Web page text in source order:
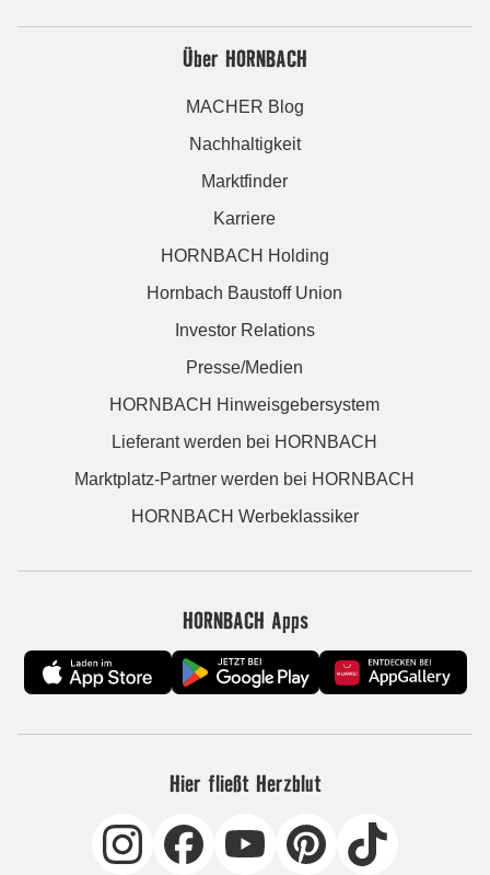
Über HORNBACH
MACHER Blog
Nachhaltigkeit
Marktfinder
Karriere
HORNBACH Holding
Hornbach Baustoff Union
Investor Relations
Presse/Medien
HORNBACH Hinweisgebersystem
Lieferant werden bei HORNBACH
Marktplatz-Partner werden bei HORNBACH
HORNBACH Werbeklassiker
HORNBACH Apps
Hier fließt Herzblut